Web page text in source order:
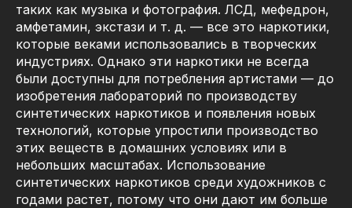
таких как музыка и фотография. ЛСД, мефедрон,
амфетамин, экстази и т. д. — все это наркотики,
которые веками использовались в творческих
индустриях. Однако эти наркотики не всегда
были доступны для потребления артистами — до
изобретения лабораторий по производству
синтетических наркотиков и появления новых
технологий, которые упростили производство
этих веществ в домашних условиях или в
небольших масштабах. Использование
синтетических наркотиков среди художников с
годами растет, потому что они дают им больше